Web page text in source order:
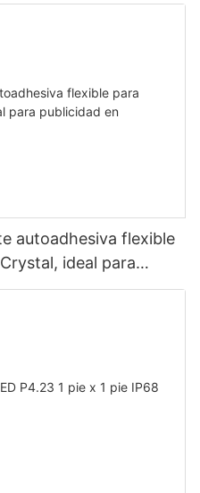
autoadhesiva flexible
ideal para